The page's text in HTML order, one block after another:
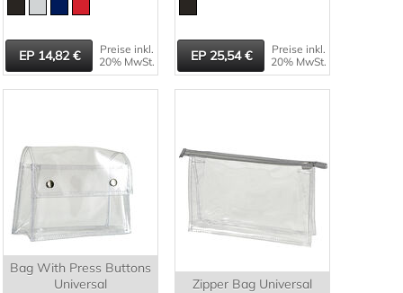
14,82
Preise inkl.
20% MwSt.
25,54
Preise inkl.
20% MwSt.
Bag With Press Buttons
Universal
Zipper Bag Universal